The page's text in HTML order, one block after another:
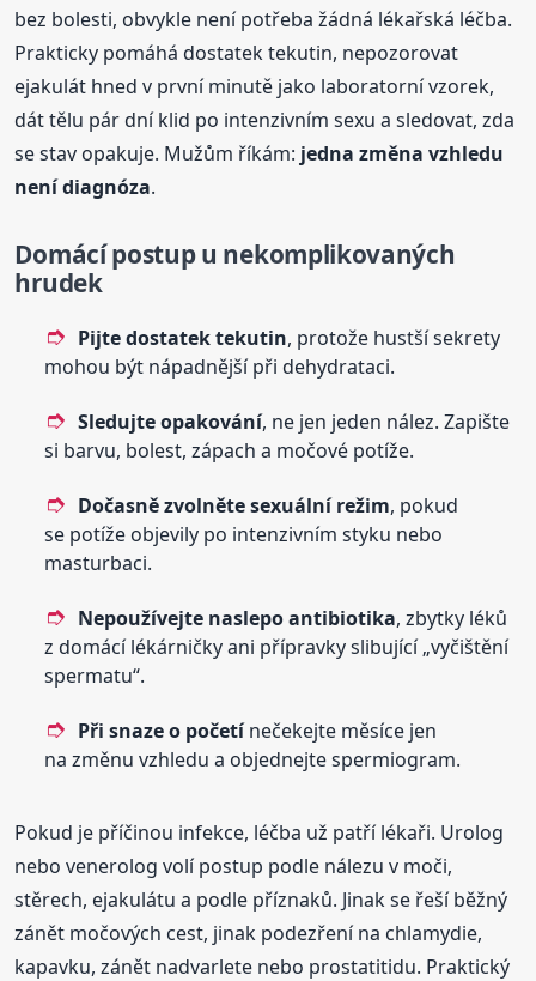
bez bolesti, obvykle není potřeba žádná lékařská léčba.
Prakticky pomáhá dostatek tekutin, nepozorovat
ejakulát hned v první minutě jako laboratorní vzorek,
dát tělu pár dní klid po intenzivním sexu a sledovat, zda
se stav opakuje. Mužům říkám: jedna změna vzhledu
není diagnóza.
Domácí postup u nekomplikovaných
hrudek
Pijte dostatek tekutin, protože hustší sekrety
mohou být nápadnější při dehydrataci.
Sledujte opakování, ne jen jeden nález. Zapište
si barvu, bolest, zápach a močové potíže.
Dočasně zvolněte sexuální režim, pokud
se potíže objevily po intenzivním styku nebo
masturbaci.
Nepoužívejte naslepo antibiotika, zbytky léků
z domácí lékárničky ani přípravky slibující „vyčištění
spermatu“.
Při snaze o početínečekejte měsíce jen
na změnu vzhledu a objednejte spermiogram.
Pokud je příčinou infekce, léčba už patří lékaři. Urolog
nebo venerolog volí postup podle nálezu v moči,
stěrech, ejakulátu a podle příznaků. Jinak se řeší běžný
zánět močových cest, jinak podezření na chlamydie,
kapavku, zánět nadvarlete nebo prostatitidu. Praktický